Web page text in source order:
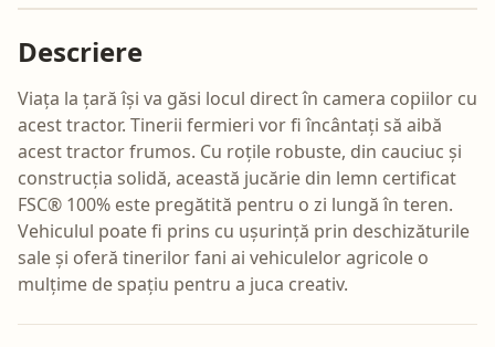
Descriere
Viața la țară își va găsi locul direct în camera copiilor cu
acest tractor. Tinerii fermieri vor fi încântați să aibă
acest tractor frumos. Cu roțile robuste, din cauciuc și
construcția solidă, această jucărie din lemn certificat
FSC® 100% este pregătită pentru o zi lungă în teren.
Vehiculul poate fi prins cu ușurință prin deschizăturile
sale și oferă tinerilor fani ai vehiculelor agricole o
mulțime de spațiu pentru a juca creativ.